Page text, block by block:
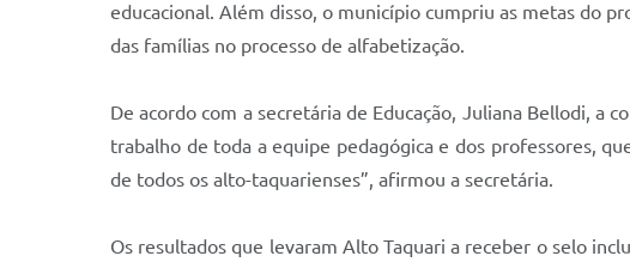
educacional. Além disso, o município cumpriu as metas do
das famílias no processo de alfabetização.
De acordo com a secretária de Educação, Juliana Bellodi, a
trabalho de toda a equipe pedagógica e dos professores,
de todos os alto-taquarienses”, afirmou a secretária.
Os resultados que levaram Alto Taquari a receber o selo